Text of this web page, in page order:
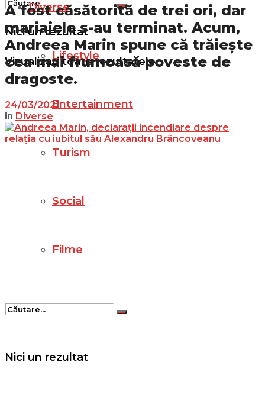
Nici un rezultat
Vizualizați toate rezultatele
Diverse
Lifestyle
Entertainment
Turism
Social
Filme
Nici un rezultat
A fost căsătorită de trei ori, dar
mariajele s-au terminat. Acum,
Andreea Marin spune că trăiește
cea mai frumoasă poveste de
dragoste.
24/03/2021
in Diverse